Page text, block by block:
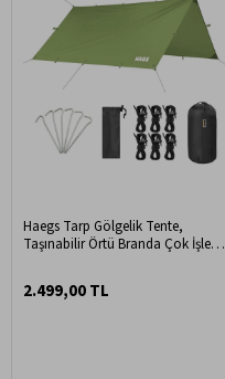
Haegs Tarp Gölgelik Tente,
Taşınabilir Örtü Branda Çok İşlevli
Tente Yan Çadır Gölgelik - 300x300
2.499,00 TL